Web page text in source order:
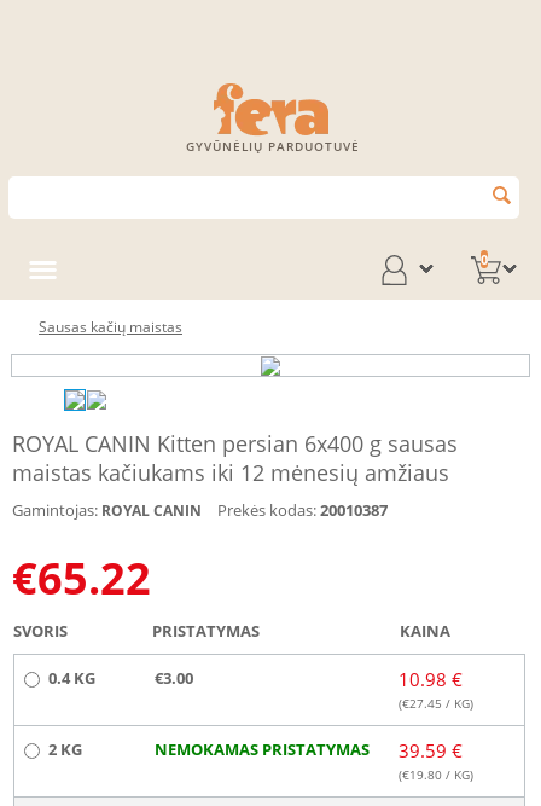
GYVŪNĖLIŲ PARDUOTUVĖ
0
Sausas kačių maistas
ROYAL CANIN Kitten persian 6x400 g sausas
maistas kačiukams iki 12 mėnesių amžiaus
Gamintojas: ROYAL CANIN Prekės kodas:20010387
€65.22
SVORIS PRISTATYMAS KAINA
0.4 KG €3.00 10.98 €
(€27.45 / KG)
2 KG NEMOKAMAS PRISTATYMAS 39.59 €
(€19.80 / KG)